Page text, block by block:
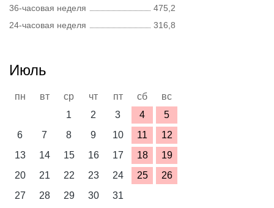
36-часовая неделя
475,2
24-часовая неделя
316,8
Июль
пн вт ср чт пт сб
вс
1
2 3 4
5
6
7 8 9 10 11
12
13
14 15 16 17 18
19
20
21 22 23 24 25
26
27
28 29 30 31